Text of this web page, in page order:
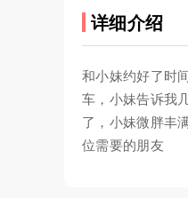
详细介绍
和小妹约好了时
车，小妹告诉我
了，小妹微胖丰
位需要的朋友